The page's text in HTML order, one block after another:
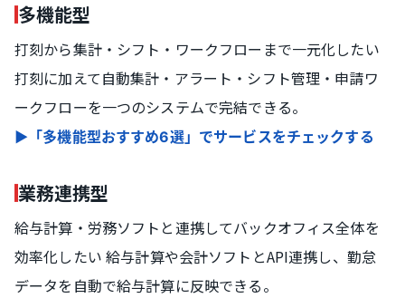
多機能型
打刻から集計・シフト・ワークフローまで一元化したい
打刻に加えて自動集計・アラート・シフト管理・申請ワ
ークフローを一つのシステムで完結できる。
▶「多機能型おすすめ6選」でサービスをチェックする
業務連携型
給与計算・労務ソフトと連携してバックオフィス全体を
効率化したい 給与計算や会計ソフトとAPI連携し、勤怠
データを自動で給与計算に反映できる。